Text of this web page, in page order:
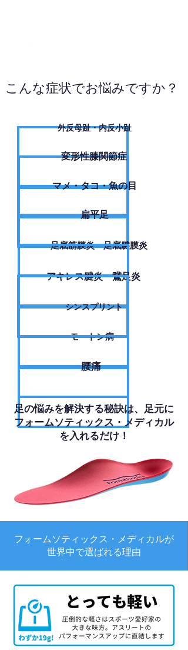
こんな症状でお悩みですか？
外反母趾・内反小趾
変形性膝関節症
​マメ・タコ・魚の目
扁平足
足底筋膜炎・足底腱膜炎
アキレス腱炎・鵞足炎
シンスプリント
モートン病
腰痛
足の悩みを解決する秘訣は、足元に
フォームソティックス・メディカル
を入れるだけ！
フォームソティックス・メディカルが
世界中で選ばれる理由